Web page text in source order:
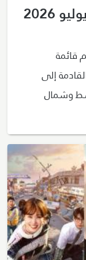
إلى
الأوسط وشمال